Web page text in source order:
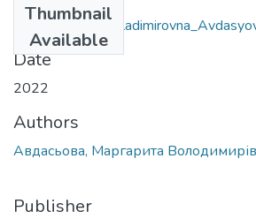
Thumbnail
Available
Date
2022
Authors
Авдасьова, Маргарита
Publisher